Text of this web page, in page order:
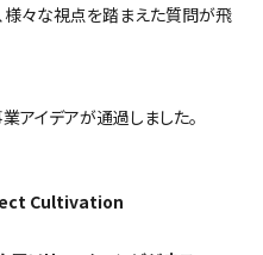
様々な視点を踏まえた質問が飛
アイデアが通過しました。
Cultivation